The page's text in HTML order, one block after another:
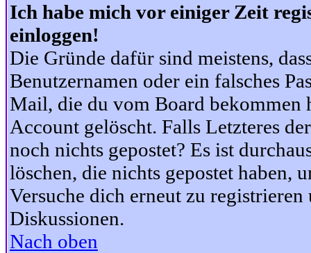
Ich habe mich vor einiger Zeit
einloggen!
Die Gründe dafür sind meistens,
Benutzernamen oder ein falsches
Mail, die du vom Board bekommen
Account gelöscht. Falls Letzteres
noch nichts gepostet? Es ist
löschen, die nichts gepostet haben,
Versuche dich erneut zu
Diskussionen.
Nach oben